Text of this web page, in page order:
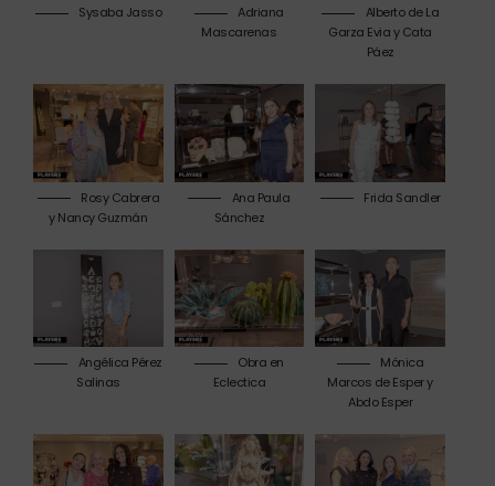
Sysaba Jasso
Adriana
Mascarenas
Alberto de La
Garza Evia y Cata
Páez
Rosy Cabrera
y Nancy Guzmán
Ana Paula
Sánchez
Frida Sandler
Angélica Pérez
Salinas
Obra en
Eclectica
Mónica
Marcos de Esper y
Abdo Esper